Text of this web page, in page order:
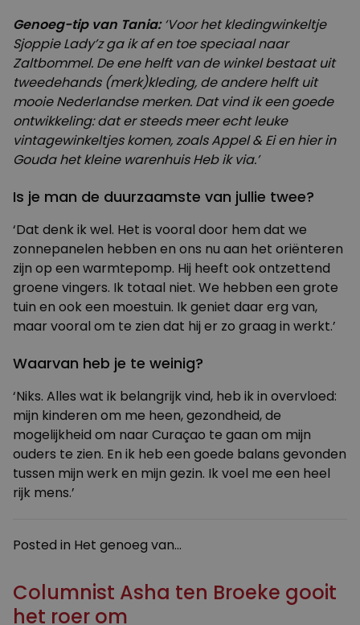
Genoeg-tip van Tania:‘Voor het kledingwinkeltje
Sjoppie Lady’z ga ik af en toe speciaal naar
Zaltbommel. De ene helft van de winkel bestaat uit
tweedehands (merk)kleding, de andere helft uit
mooie Nederlandse merken. Dat vind ik een goede
ontwikkeling: dat er steeds meer echt leuke
vintagewinkeltjes komen, zoals Appel & Ei en hier in
Gouda het kleine warenhuis Heb ik via.’
Is je man de duurzaamste van jullie twee?
‘Dat denk ik wel. Het is vooral door hem dat we
zonnepanelen hebben en ons nu aan het oriënteren
zijn op een warmtepomp. Hij heeft ook ontzettend
groene vingers. Ik totaal niet. We hebben een grote
tuin en ook een moestuin. Ik geniet daar erg van,
maar vooral om te zien dat hij er zo graag in werkt.’
Waarvan heb je te weinig?
‘Niks. Alles wat ik belangrijk vind, heb ik in overvloed:
mijn kinderen om me heen, gezondheid, de
mogelijkheid om naar Curaçao te gaan om mijn
ouders te zien. En ik heb een goede balans gevonden
tussen mijn werk en mijn gezin. Ik voel me een heel
rijk mens.’
Posted in Het genoeg van...
Columnist Asha ten Broeke gooit
het roer om